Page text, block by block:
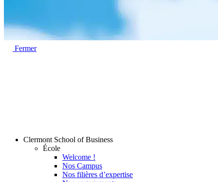
Fermer
Clermont School of Business
École
Welcome !
Nos Campus
Nos filières d’expertise